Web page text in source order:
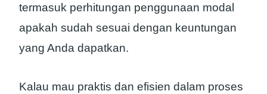
termasuk perhitungan penggunaan modal
apakah sudah sesuai dengan keuntungan
yang Anda dapatkan.
Kalau mau praktis dan efisien dalam proses